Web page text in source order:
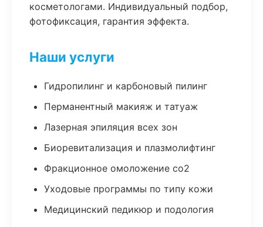
косметологами. Индивидуальный подбор,
фотофиксация, гарантия эффекта.
Наши услуги
Гидропилинг и карбоновый пилинг
Перманентный макияж и татуаж
Лазерная эпиляция всех зон
Биоревитализация и плазмолифтинг
Фракционное омоложение co2
Уходовые программы по типу кожи
Медицинский педикюр и подология